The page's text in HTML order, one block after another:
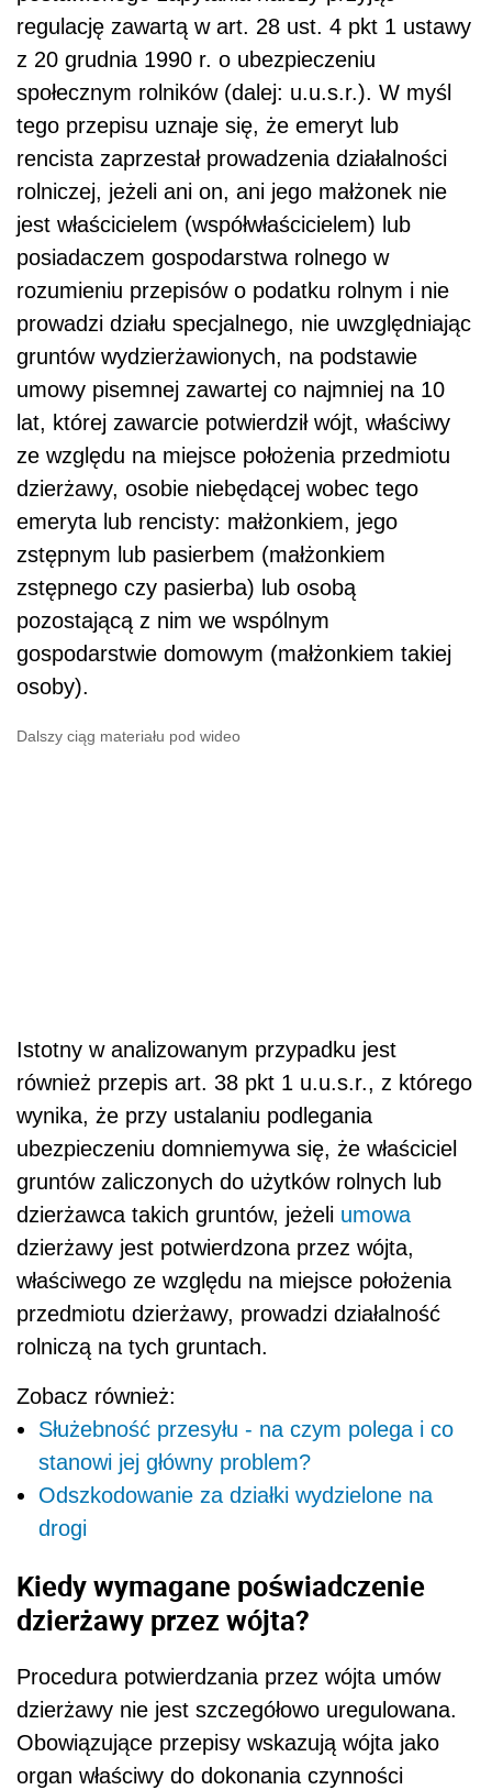
regulację zawartą w art. 28 ust. 4 pkt 1 ustawy
z 20 grudnia 1990 r. o ubezpieczeniu
społecznym rolników (dalej: u.u.s.r.). W myśl
tego przepisu uznaje się, że emeryt lub
rencista zaprzestał prowadzenia działalności
rolniczej, jeżeli ani on, ani jego małżonek nie
jest właścicielem (współwłaścicielem) lub
posiadaczem gospodarstwa rolnego w
rozumieniu przepisów o podatku rolnym i nie
prowadzi działu specjalnego, nie uwzględniając
gruntów wydzierżawionych, na podstawie
umowy pisemnej zawartej co najmniej na 10
lat, której zawarcie potwierdził wójt, właściwy
ze względu na miejsce położenia przedmiotu
dzierżawy, osobie niebędącej wobec tego
emeryta lub rencisty: małżonkiem, jego
zstępnym lub pasierbem (małżonkiem
zstępnego czy pasierba) lub osobą
pozostającą z nim we wspólnym
gospodarstwie domowym (małżonkiem takiej
osoby).
Dalszy ciąg materiału pod wideo
Istotny w analizowanym przypadku jest
również przepis art. 38 pkt 1 u.u.s.r., z którego
wynika, że przy ustalaniu podlegania
ubezpieczeniu domniemywa się, że właściciel
gruntów zaliczonych do użytków rolnych lub
dzierżawca takich gruntów, jeżeli umowa
dzierżawy jest potwierdzona przez wójta,
właściwego ze względu na miejsce położenia
przedmiotu dzierżawy, prowadzi działalność
rolniczą na tych gruntach.
Zobacz również:
Służebność przesyłu - na czym polega i co
stanowi jej główny problem?
Odszkodowanie za działki wydzielone na
drogi
Kiedy wymagane poświadczenie
dzierżawy przez wójta?
Procedura potwierdzania przez wójta umów
dzierżawy nie jest szczegółowo uregulowana.
Obowiązujące przepisy wskazują wójta jako
organ właściwy do dokonania czynności